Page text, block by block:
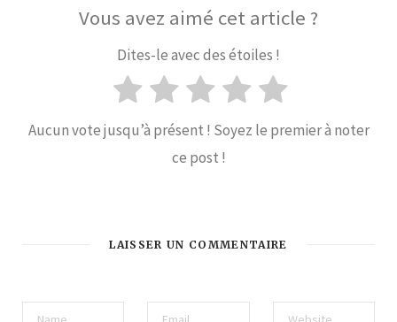
Vous avez aimé cet article ?
Dites-le avec des étoiles !
Aucun vote jusqu’à présent ! Soyez le premier à noter
ce post !
LAISSER UN COMMENTAIRE